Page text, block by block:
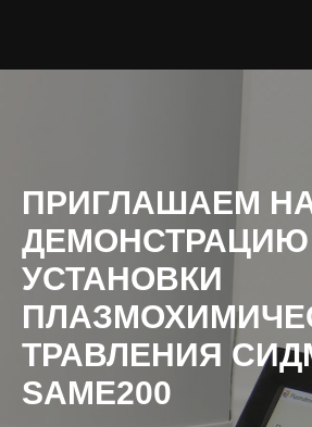
ПРИГЛАШАЕМ
УСТАНОВКИ
ТРАВЛЕНИЯ
SAME200